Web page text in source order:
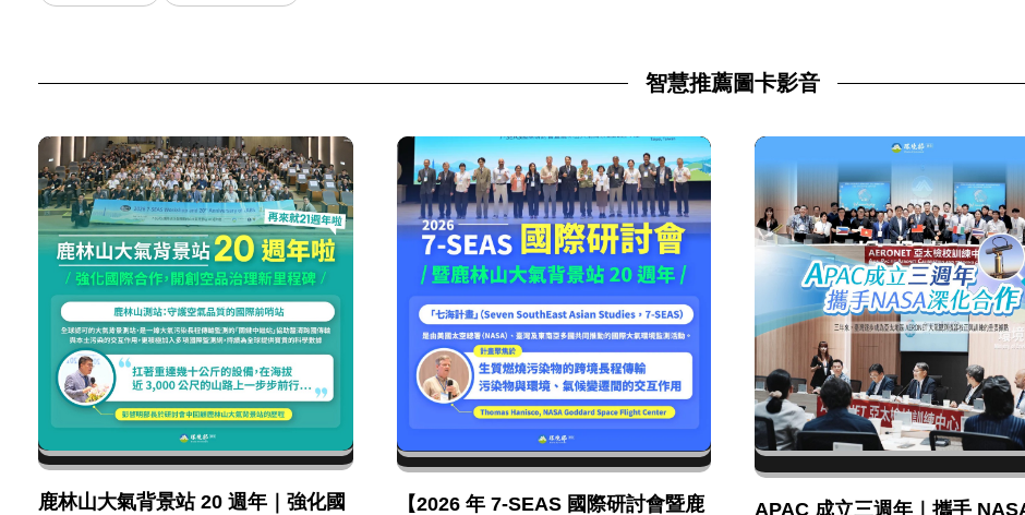
智慧推薦圖卡影音
鹿林山大氣背景站 20 週年｜強化國
【2026 年 7-SEAS 國際研討會暨鹿
APAC 成立三週年｜攜手